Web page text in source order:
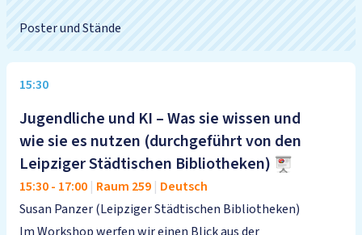
Poster und Stände
15:30
Jugendliche und KI – Was sie wissen und
wie sie es nutzen (durchgeführt von den
Leipziger Städtischen Bibliotheken)
15:30- 17:00 | Raum 259 | Deutsch
Susan Panzer (Leipziger Städtischen Bibliotheken)